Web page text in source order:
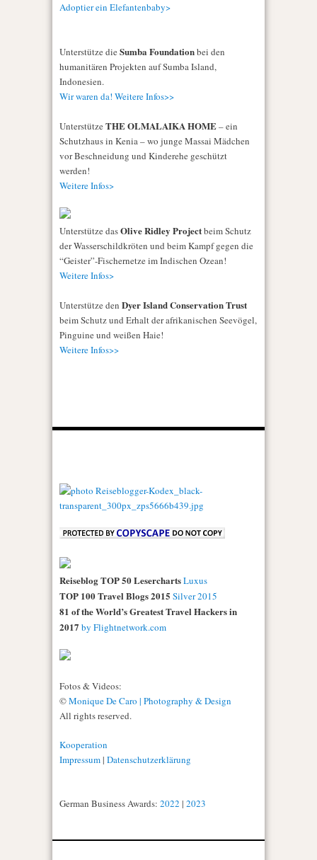
Adoptier ein Elefantenbaby>
Unterstütze die Sumba Foundationbei den
humanitären Projekten auf Sumba Island,
Indonesien.
Wir waren da! Weitere Infos>>
Unterstütze THE OLMALAIKA HOME– ein
Schutzhaus in Kenia – wo junge Massai Mädchen
vor Beschneidung und Kinderehe geschützt
werden!
Weitere Infos>
Unterstütze dasOlive Ridley Projectbeim Schutz
der Wasserschildkröten und beim Kampf gegen die
“Geister”-Fischernetze im Indischen Ozean!
Weitere Infos>
Unterstütze den Dyer Island Conservation Trust
beim Schutz und Erhalt der afrikanischen Seevögel,
Pinguine und weißen Haie!
Weitere Infos>>
Reiseblog TOP 50 LeserchartsLuxus
TOP 100 Travel Blogs 2015 Silver 2015
81 of the World’s Greatest Travel Hackers in
2017 by Flightnetwork.com
Fotos & Videos:
©Monique De Caro | Photography & Design
All rights reserved.
Kooperation
Impressum| Datenschutzerklärung
German Business Awards: 2022 | 2023